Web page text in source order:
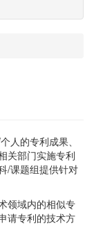
人的专利成果、
关部门实施专利
/课题组提供针对
领域内的相似专
请专利的技术方